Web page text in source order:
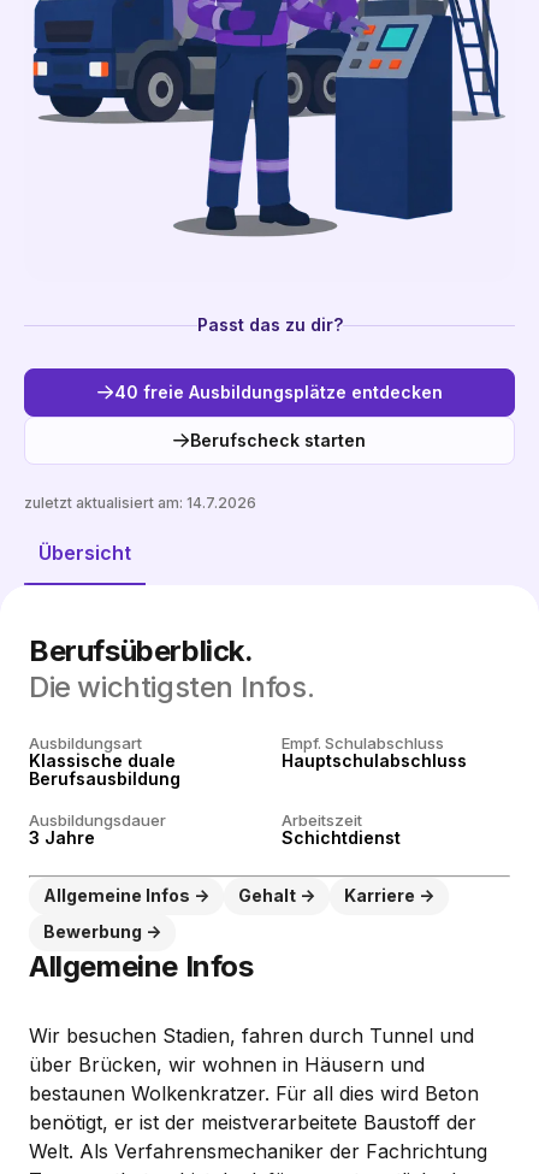
Passt das zu dir?
40 freie Ausbildungsplätze entdecken
Berufscheck starten
Übersicht
zuletzt aktualisiert am: 14.7.2026
Berufsüberblick.
Die wichtigsten Infos.
Ausbildungsart
Klassische duale
Berufsausbildung
Empf. Schulabschluss
Hauptschulabschluss
Ausbildungsdauer
3 Jahre
Arbeitszeit
Schichtdienst
Allgemeine Infos Gehalt
Karriere
Bewerbung
Allgemeine Infos
Wir besuchen Stadien, fahren durch Tunnel und
über Brücken, wir wohnen in Häusern und
bestaunen Wolkenkratzer. Für all dies wird Beton
benötigt, er ist der meistverarbeitete Baustoff der
Welt. Als Verfahrensmechaniker der Fachrichtung